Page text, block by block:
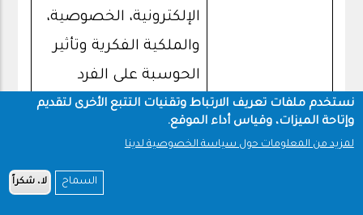
الإلكترونية، الخصوصية،
والملكية الفكرية وتأثير
الحوسبة على الفرد
والمنظمة والمجتمع.
وكذلك تعريف الطالب
العلمية وأساسيات
نستخدم ملفات تعريف الارتباط وتقنيات التتبع الأخرى لتقديم
وإتاحة الميزات، وقياس أداء الموقع.
لمزيد من المعلومات حول سياسة الخصوصية لدينا
السماح لا، شكراً